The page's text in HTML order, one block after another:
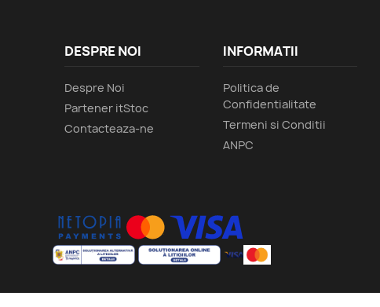
DESPRE NOI
Despre Noi
Partener itStoc
Contacteaza-ne
INFORMATII
Politica de
Confidentialitate
Termeni si Conditii
ANPC